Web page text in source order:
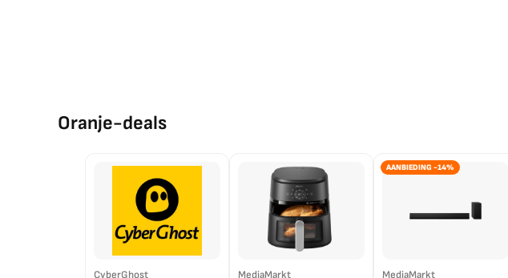
Oranje-deals
CyberGhost MediaMarkt
AANBIEDING -14%
MediaMarkt